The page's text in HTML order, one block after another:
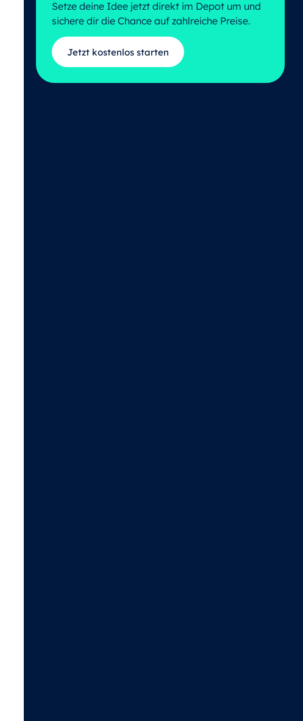
Setze deine Idee jetzt direkt im Depot um und
sichere dir die Chance auf zahlreiche Preise.
Jetzt kostenlos starten